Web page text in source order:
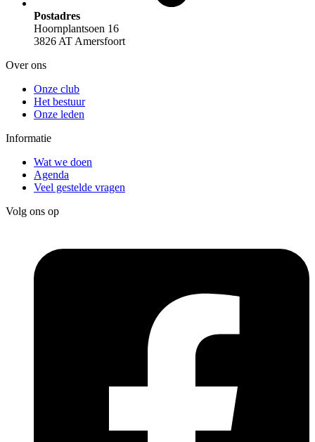
Postadres
Hoornplantsoen 16
3826 AT Amersfoort
Over ons
Onze club
Het bestuur
Onze leden
Informatie
Wat we doen
Agenda
Veel gestelde vragen
Volg ons op